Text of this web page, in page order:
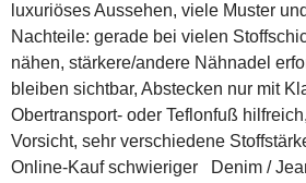
luxuriöses Aussehen, viele Muster
Nachteile: gerade bei vielen
nähen, stärkere/andere Nähnadel
bleiben sichtbar, Abstecken nur mit
Obertransport- oder Teflonfuß
Vorsicht, sehr verschiedene
Online-Kauf schwieriger Denim /